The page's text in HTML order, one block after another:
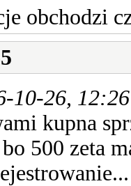
obchodzi
10-26,
kupna
500 zeta